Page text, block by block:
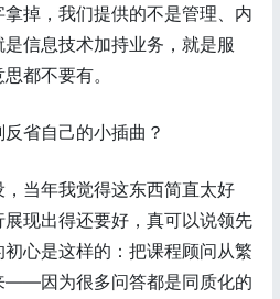
掉，我们提供的不是管理、内
信息技术加持业务，就是服
都不要有。
省自己的小插曲？
当年我觉得这东西简直太好
现出得还要好，真可以说领先
心是这样的：把课程顾问从繁
——因为很多问答都是同质化的